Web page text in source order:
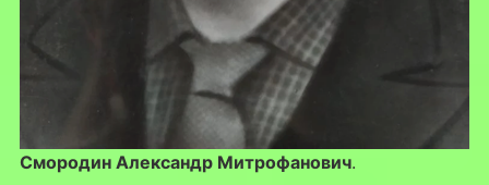
Смородин Александр Митрофанович.